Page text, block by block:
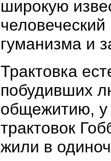
широкую
гуманизма и
Трактовка
побудивших
общежитию, у
трактовок
жили в